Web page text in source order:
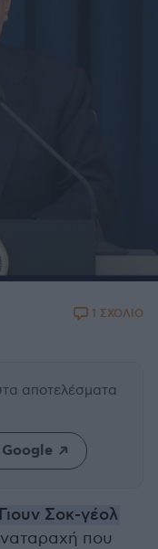
1 ΣΧΟΛΙΟ
αποτελέσματα
Γιουν Σοκ-γέολ
που